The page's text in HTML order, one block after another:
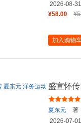
2026-08-31
¥58.00
加入购物
盛宣怀
夏东元
著
2026-07-01